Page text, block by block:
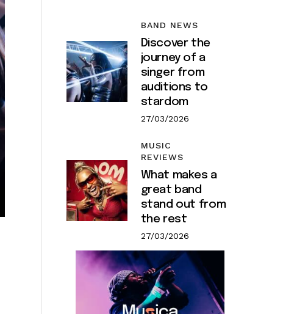
BAND NEWS
Discover the
journey of a
singer from
auditions to
stardom
27/03/2026
MUSIC
REVIEWS
What makes a
great band
stand out from
the rest
27/03/2026